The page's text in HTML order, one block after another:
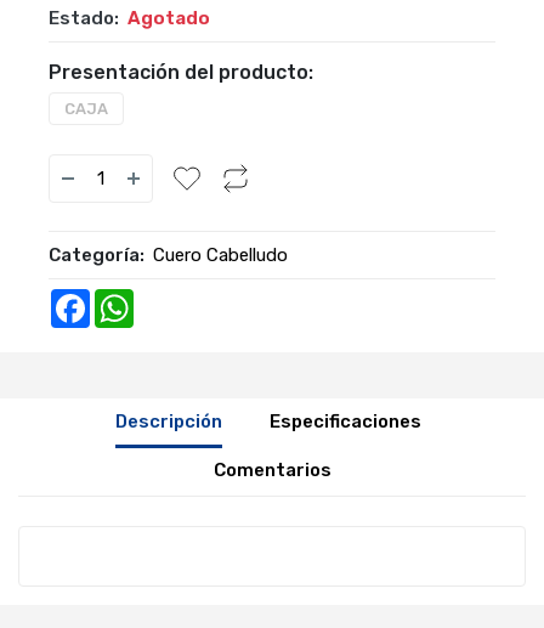
Estado: Agotado
Presentación del producto:
CAJA
Categoría: Cuero Cabelludo
Facebook
Descripción Especificaciones
Comentarios